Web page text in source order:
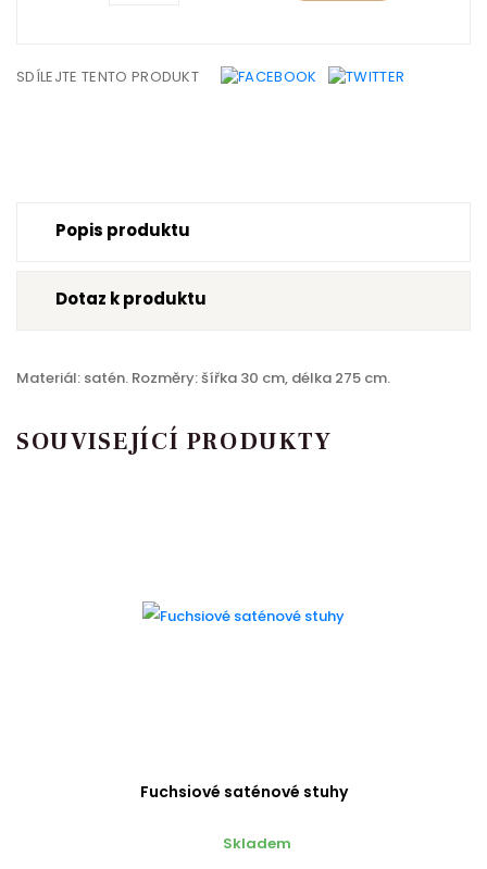
SDÍLEJTE TENTO PRODUKT
Popis produktu
Dotaz k produktu
Materiál: satén. Rozměry: šířka 30 cm, délka 275 cm.
SOUVISEJÍCÍ PRODUKTY
Fuchsiové saténové stuhy
Skladem